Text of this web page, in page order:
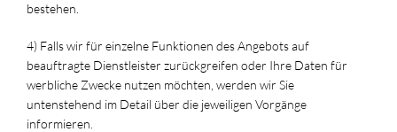
bestehen.
4) Falls wir für einzelne Funktionen des Angebots auf
beauftragte Dienstleister zurückgreifen oder Ihre Daten für
werbliche Zwecke nutzen möchten, werden wir Sie
untenstehend im Detail über die jeweiligen Vorgänge
informieren.